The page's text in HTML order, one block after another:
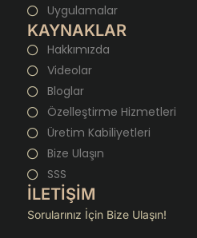
Uygulamalar
KAYNAKLAR
Hakkımızda
Videolar
Bloglar
Özelleştirme Hizmetleri
Üretim Kabiliyetleri
Bize Ulaşın
SSS
İLETİŞİM
Sorularınız İçin Bize Ulaşın!